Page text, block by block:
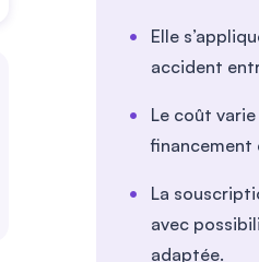
Elle
accident
Le coût
financement
La
avec
adaptée.